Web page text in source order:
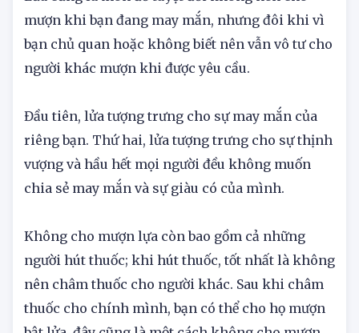
Lửa cũng là món đồ tuyệt đối không nên cho
mượn khi bạn đang may mắn, nhưng đôi khi vì
bạn chủ quan hoặc không biết nên vẫn vô tư cho
Đầu tiên, lửa tượng trưng cho sự may mắn của
riêng bạn. Thứ hai, lửa tượng trưng cho sự thịnh
vượng và hầu hết mọi người đều không muốn
Không cho mượn lựa còn bao gồm cả những
người hút thuốc; khi hút thuốc, tốt nhất là không
nên châm thuốc cho người khác. Sau khi châm